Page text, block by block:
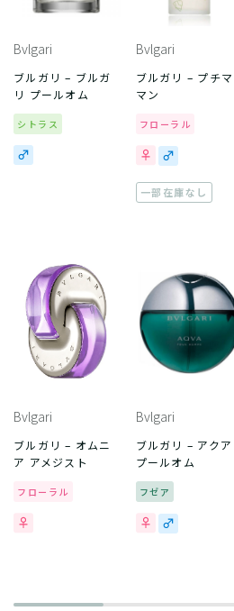
Bvlgari
ブルガリ – ブルガ
リ プールオム
シトラス
Bvlgari
ブルガリ – プチマ
マン
フローラル
一部在庫なし
Bvlgari
ブルガリ – オムニ
ア アメジスト
フローラル
Bvlgari
ブルガリ – アクア
プールオム
フゼア